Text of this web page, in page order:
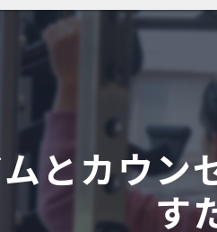
代
とカウン
す